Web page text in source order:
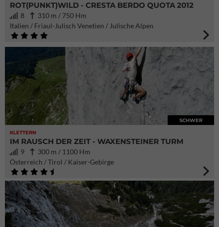
ROT(PUNKT)WILD - CRESTA BERDO QUOTA 2012
8
310 m / 750 Hm
Italien / Friaul-Julisch Venetien / Julische Alpen
KLETTERN
SCHWER
IM RAUSCH DER ZEIT - WAXENSTEINER TURM
9
300 m / 1100 Hm
Österreich / Tirol / Kaiser-Gebirge